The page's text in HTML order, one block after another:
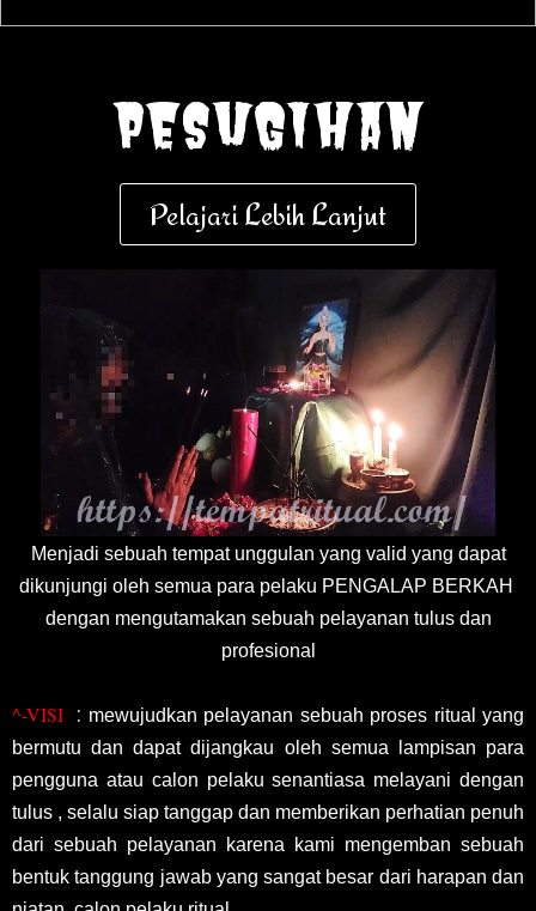
pesugihan
Pelajari Lebih Lanjut
Menjadi sebuah tempat unggulan yang valid yang dapat
dikunjungi oleh semua para pelaku PENGALAP BERKAH
dengan mengutamakan sebuah pelayanan tulus dan
profesional
^-VISI : mewujudkan pelayanan sebuah proses ritual yang
bermutu dan dapat dijangkau oleh semua lampisan para
pengguna atau calon pelaku senantiasa melayani dengan
tulus , selalu siap tanggap dan memberikan perhatian penuh
dari sebuah pelayanan karena kami mengemban sebuah
bentuk tanggung jawab yang sangat besar dari harapan dan